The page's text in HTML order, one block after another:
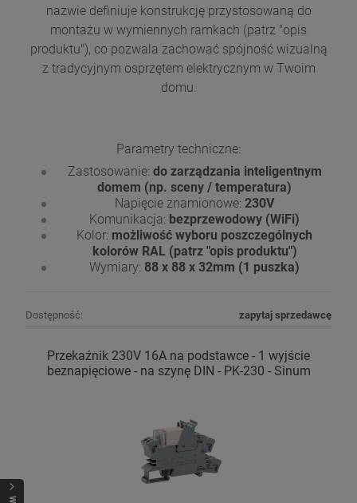
nazwie definiuje konstrukcję przystosowaną do
montażu w wymiennych ramkach (patrz "opis
produktu"), co pozwala zachować spójność wizualną
z tradycyjnym osprzętem elektrycznym w Twoim
domu.
Parametry techniczne:
Zastosowanie: do zarządzania inteligentnym
domem (np. sceny / temperatura)
Napięcie znamionowe: 230V
Komunikacja: bezprzewodowy (WiFi)
Kolor: możliwość wyboru poszczególnych
kolorów RAL (patrz "opis produktu")
Wymiary: 88 x 88 x 32mm (1 puszka)
Dostępność: zapytaj sprzedawcę
Przekaźnik 230V 16A na podstawce - 1 wyjście
beznapięciowe - na szynę DIN - PK-230 - Sinum